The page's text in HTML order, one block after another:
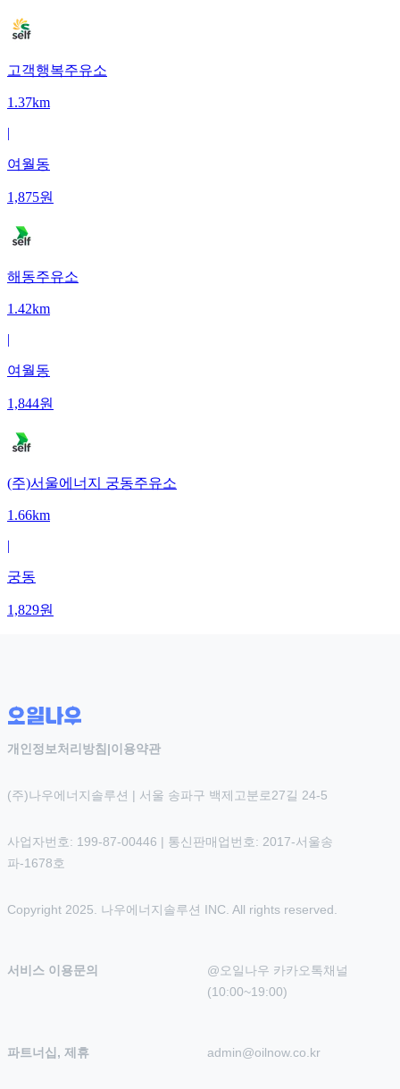
고객행복주유소
1.37km
|
여월동
1,875원
해동주유소
1.42km
|
여월동
1,844원
(주)서울에너지 궁동주유소
1.66km
|
궁동
1,829원
개인정보처리방침 |이용약관
(주)나우에너지솔루션 | 서울 송파구 백제고분로27길 24-5
사업자번호: 199-87-00446 | 통신판매업번호: 2017-서울송
파-1678호
Copyright 2025. 나우에너지솔루션 INC. All rights reserved.
서비스 이용문의
@오일나우 카카오톡채널
(10:00~19:00)
파트너십, 제휴 admin@oilnow.co.kr